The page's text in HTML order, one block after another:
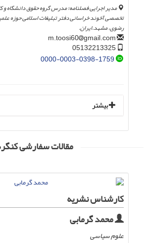
مدیر اجرایی فصلنامه؛ مدرس گروه حقوق دانشگاه
تخصصی آخوند خراسانی دفتر تبلیغات اسلامی حوزه
رضوی، مشهد.ایران.
gmail.com
0000-0003-0398-1759
بیشتر
مقالات سفارشی
کارشناس نشریه
محمد گرمابی
علوم سیاسی